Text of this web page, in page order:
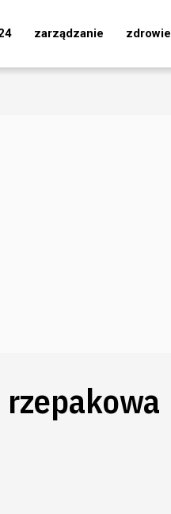
zarządzanie zdrowie